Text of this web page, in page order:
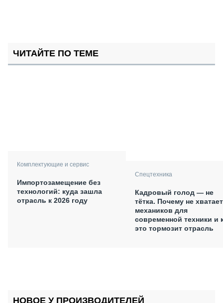
ЧИТАЙТЕ ПО ТЕМЕ
Комплектующие и сервис
Импортозамещение без
технологий: куда зашла
отрасль к 2026 году
Спецтехника
Кадровый голод — не
тётка. Почему не хватает
механиков для
современной техники и
это тормозит отрасль
НОВОЕ У ПРОИЗВОДИТЕЛЕЙ